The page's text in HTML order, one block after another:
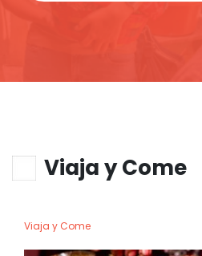
Viaja y Come
Viaja y Come